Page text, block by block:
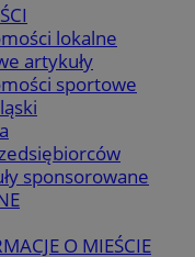
lokalne
artykuły
sportowe
sponsorowane
O MIEŚCIE